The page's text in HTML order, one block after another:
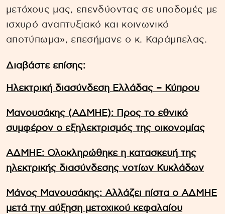
μετόχους μας, επενδύοντας σε υποδομές με
ισχυρό αναπτυξιακό και κοινωνικό
αποτύπωμα», επεσήμανε ο κ. Καράμπελας.
Διαβάστε επίσης:
Ηλεκτρική διασύνδεση Ελλάδας – Κύπρου
Μανουσάκης (ΑΔΜΗΕ): Προς το εθνικό
συμφέρον ο εξηλεκτρισμός της οικονομίας
ΑΔΜΗΕ: Ολοκληρώθηκε η κατασκευή της
ηλεκτρικής διασύνδεσης νοτίων Κυκλάδων
Μάνος Μανουσάκης: Αλλάζει πίστα ο ΑΔΜΗΕ
μετά την αύξηση μετοχικού κεφαλαίου